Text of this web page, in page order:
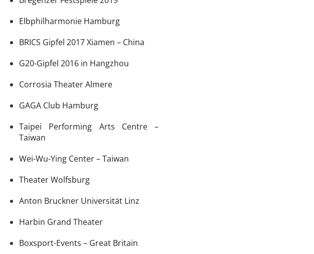
Elbphilharmonie Hamburg
BRICS Gipfel 2017 Xiamen – China
G20-Gipfel 2016 in Hangzhou
Corrosia Theater Almere
GAGA Club Hamburg
Taipei Performing Arts Centre –
Taiwan
Wei-Wu-Ying Center – Taiwan
Theater Wolfsburg
Anton Bruckner Universität Linz
Harbin Grand Theater
Boxsport-Events – Great Britain